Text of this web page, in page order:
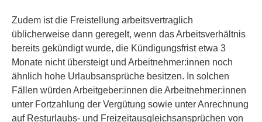
Zudem ist die Freistellung arbeitsvertraglich
üblicherweise dann geregelt, wenn das Arbeitsverhältnis
bereits gekündigt wurde, die Kündigungsfrist etwa 3
Monate nicht übersteigt und Arbeitnehmer:innen noch
ähnlich hohe Urlaubsansprüche besitzen. In solchen
Fällen würden Arbeitgeber:innen die Arbeitnehmer:innen
unter Fortzahlung der Vergütung sowie unter Anrechnung
auf Resturlaubs- und Freizeitausgleichsansprüchen von